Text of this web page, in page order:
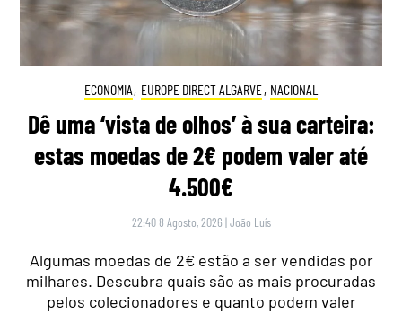
ECONOMIA, EUROPE DIRECT ALGARVE, NACIONAL
Dê uma ‘vista de olhos’ à sua carteira:
estas moedas de 2€ podem valer até
4.500€
22:40 8 Agosto, 2026 |João Luís
Algumas moedas de 2€ estão a ser vendidas por
milhares. Descubra quais são as mais procuradas
pelos colecionadores e quanto podem valer